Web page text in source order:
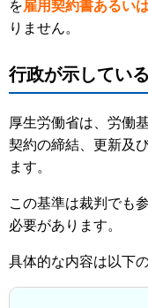
を雇用契約書あるい
りません。
行政が示してい
厚生労働省は、労働
契約の締結、更新及
ます。
この基準は裁判でも
必要があります。
具体的な内容は以下